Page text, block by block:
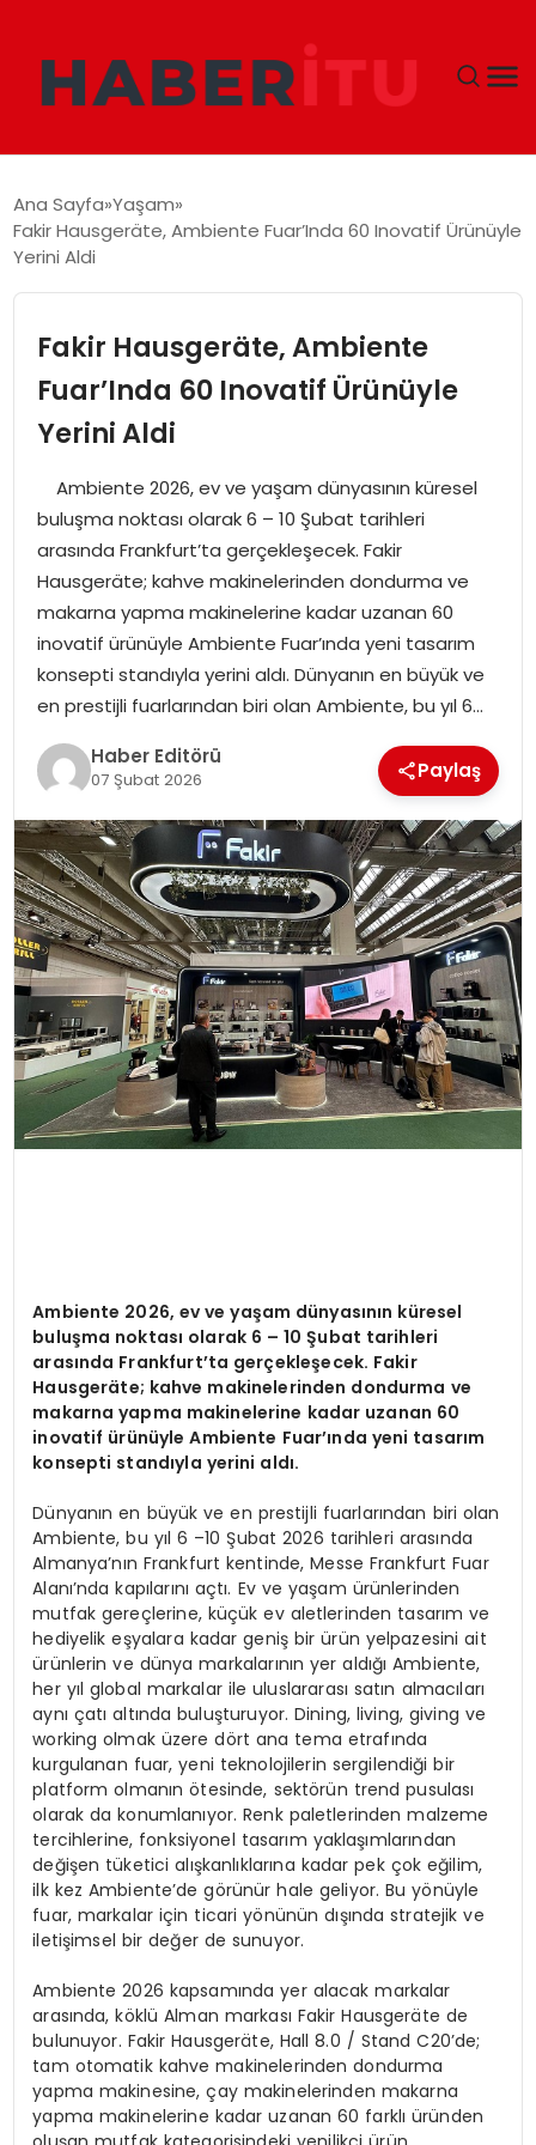
DÜNYA
TEKNOLOJI
EĞITIM
MAGAZIN
SPOR
YAŞAM
Ana Sayfa Yaşam
Fakir Hausgeräte, Ambiente Fuar’Inda 60 Inovatif Ürünüyle
Yerini Aldi
Fakir Hausgeräte, Ambiente
Fuar’Inda 60 Inovatif Ürünüyle
Yerini Aldi
Ambiente 2026, ev ve yaşam dünyasının küresel
buluşma noktası olarak 6 – 10 Şubat tarihleri
arasında Frankfurt’ta gerçekleşecek. Fakir
Hausgeräte; kahve makinelerinden dondurma ve
makarna yapma makinelerine kadar uzanan 60
inovatif ürünüyle Ambiente Fuar’ında yeni tasarım
konsepti standıyla yerini aldı. Dünyanın en büyük ve
en prestijli fuarlarından biri olan Ambiente, bu yıl 6…
Haber Editörü
07 Şubat 2026 Paylaş
Ambiente 2026, ev ve yaşam dünyasının küresel
buluşma noktası olarak 6 – 10 Şubat tarihleri
arasında Frankfurt’ta gerçekleşecek. Fakir
Hausgeräte; kahve makinelerinden dondurma ve
makarna yapma makinelerine kadar uzanan 60
inovatif ürünüyle Ambiente Fuar’ında yeni tasarım
konsepti standıyla yerini aldı.
Dünyanın en büyük ve en prestijli fuarlarından biri olan
Ambiente, bu yıl 6 –10 Şubat 2026 tarihleri arasında
Almanya’nın Frankfurt kentinde, Messe Frankfurt Fuar
Alanı’nda kapılarını açtı. Ev ve yaşam ürünlerinden
mutfak gereçlerine, küçük ev aletlerinden tasarım ve
hediyelik eşyalara kadar geniş bir ürün yelpazesini ait
ürünlerin ve dünya markalarının yer aldığı Ambiente,
her yıl global markalar ile uluslararası satın almacıları
aynı çatı altında buluşturuyor. Dining, living, giving ve
working olmak üzere dört ana tema etrafında
kurgulanan fuar, yeni teknolojilerin sergilendiği bir
platform olmanın ötesinde, sektörün trend pusulası
olarak da konumlanıyor. Renk paletlerinden malzeme
tercihlerine, fonksiyonel tasarım yaklaşımlarından
değişen tüketici alışkanlıklarına kadar pek çok eğilim,
ilk kez Ambiente’de görünür hale geliyor. Bu yönüyle
fuar, markalar için ticari yönünün dışında stratejik ve
iletişimsel bir değer de sunuyor.
Ambiente 2026 kapsamında yer alacak markalar
arasında, köklü Alman markası Fakir Hausgeräte de
bulunuyor. Fakir Hausgeräte, Hall 8.0 / Stand C20’de;
tam otomatik kahve makinelerinden dondurma
yapma makinesine, çay makinelerinden makarna
yapma makinelerine kadar uzanan 60 farklı üründen